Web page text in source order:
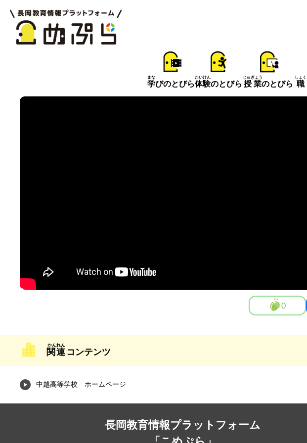
学
まな
びのとびら体験
たいけん
のとびら 授業
じゅぎょう
のとびら
しょ
0
関連 コンテンツ
中越高等学校 ホームページ
長岡教育情報プラットフォーム